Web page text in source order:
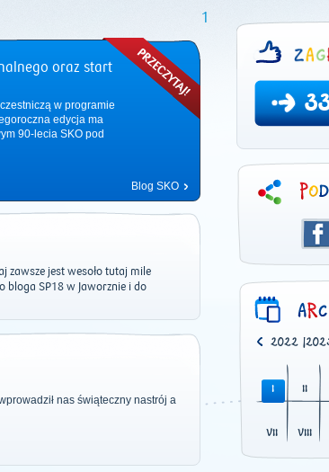
1
oraz start
w programie
edycja ma
90-lecia SKO pod
Blog SKO
zawsze jest wesoło tutaj mile
bloga SP18 w Jaworznie i do
nas świąteczny nastrój a
| 2020 2021| 2022|
I II
VII VIII